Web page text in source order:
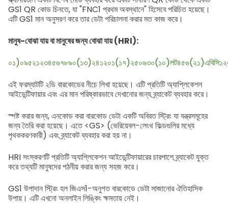
GS1 QR কোড চিনতে, যা "FNC1 প্রথম অবস্থানে" হিসেবে পরিচিত হয়েছে।
এটি GS1 মান অনুসরণ করে তার ডেটা পরিচালনা করার মত কাজ করে।
মানুষ-বোঝা যায় বা মানুষের জন্য বোঝা যায় (HRI):
এই ফরম্যাটটি ২ডি বারকোডের নীচে লিখা হয়েছে। এটি প্রতিটি অ্যাপ্লিকেশন
আইডেন্টিফায়ার এবং এর মান পরিষ্কারভাবে দেখানোর জন্য ব্র্যাকেট ব্যবহার করে।
স্পষ্ট করার জন্য, এনকোড করা বারকোড ডেটা একটি অবিরত স্ট্রিং যা যন্ত্রসমূহের
জন্য তৈরি করা হয়েছে। এতে <GS> (ভেরিয়েবল-লেংথ ফিল্ডগুলির মধ্যে
পৃথককরণকারী) এবং ব্র্যাকেট ব্যবহার করা হয় না।
HRI সংস্করণটি প্রতিটি অ্যাপ্লিকেশন আইডেন্টিফায়ারের চারপাশে ব্র্যাকেট যুক্ত
করে তথ্যটি মানুষদের পঠনীয় করার জন্য সহজ করে।
GS1 উপাদান স্ট্রিং হল জিএস1-অনুগত বারকোডে ডেটা সাজানোর ঐতিহাসিক
উপায়। এটি এখনো অনলাইন লিঙ্কিং ক্ষমতায় নেই।